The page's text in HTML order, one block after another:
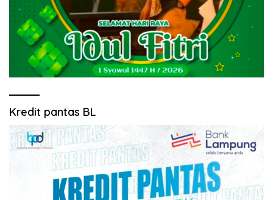
Kredit pantas BL